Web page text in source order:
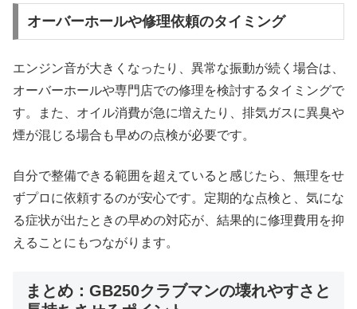
オーバーホールや修理依頼のタイミング
エンジン音が大きくなったり、異常な振動が続く場合は、
オーバーホールや専門店での修理を検討するタイミングで
す。また、オイル消費が急に増えたり、排気ガスに異臭や
煙が混じる場合も早めの点検が必要です。
自分で整備できる範囲を超えていると感じたら、無理をせ
ずプロに依頼するのが安心です。定期的な点検と、気にな
る症状が出たときの早めの対応が、結果的に修理費用を抑
えることにもつながります。
まとめ：GB250クラブマンの壊れやすさと